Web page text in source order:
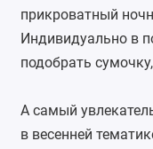
прикроватный
Индивидуально в
подобрать
А самый
в весенней